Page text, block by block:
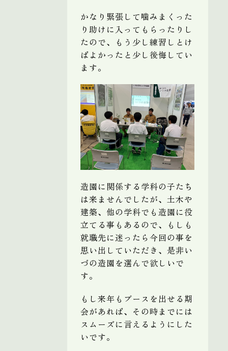
かなり緊張して噛みまくった
り助けに入ってもらったりし
たので、もう少し練習しとけ
ばよかったと少し後悔してい
ます。
造園に関係する学科の子たち
は来ませんでしたが、土木や
建築、他の学科でも造園に役
立てる事もあるので、もしも
就職先に迷ったら今回の事を
思い出していただき、是非い
づの造園を選んで欲しいで
す。
もし来年もブースを出せる期
会があれば、その時までには
スムーズに言えるようにした
いです。